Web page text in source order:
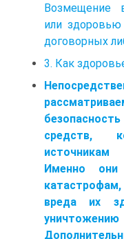
Возмещение
или здоровью
договорных
3. Как
средств,
Именно
вреда их